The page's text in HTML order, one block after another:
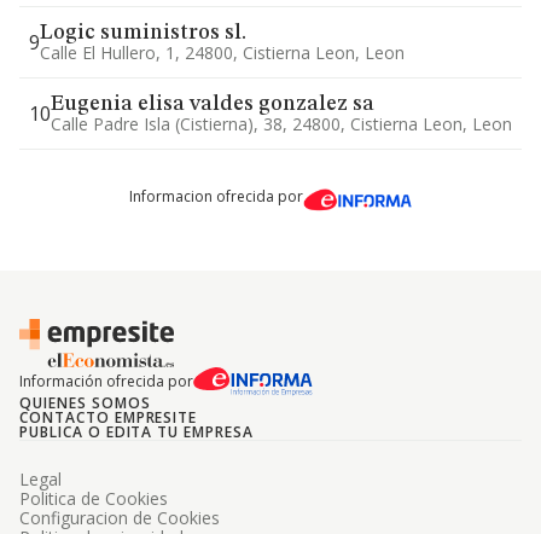
9Logic suministros sl.
Calle El Hullero, 1, 24800, Cistierna Leon, Leon
10Eugenia elisa valdes gonzalez sa
Calle Padre Isla (cistierna), 38, 24800, Cistierna Leon, Leon
Informacion ofrecida por
Información ofrecida por
QUIENES SOMOS
CONTACTO EMPRESITE
PUBLICA O EDITA TU EMPRESA
Legal
Politica de Cookies
Configuracion de Cookies